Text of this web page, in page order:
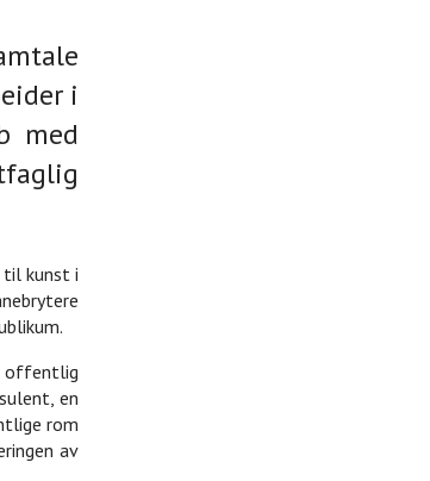
i
med
kunst i
offentlig
en
rom
av